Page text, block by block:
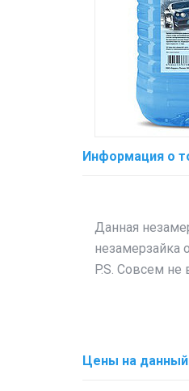
Информация о
Данная
незамерзайка
P.S. Совсем не
Цены на данный